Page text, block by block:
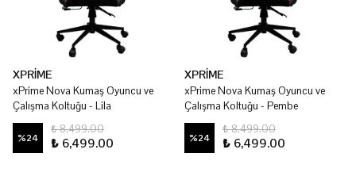
XPRİME
xPrime Nova Kumaş Oyuncu ve
Çalışma Koltuğu - Lila
%24
₺ 8,499.00
₺ 6,499.00
XPRİME
xPrime Nova Kumaş Oyuncu ve
Çalışma Koltuğu - Pembe
%24
₺ 8,499.00
₺ 6,499.00